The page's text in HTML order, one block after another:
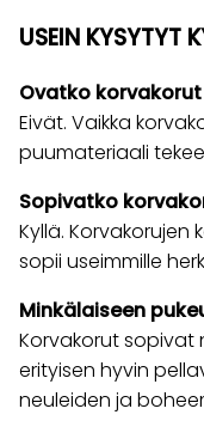
USEIN KYSYTYT
Ovatko
Eivät. Vaikka
puumateriaali
Sopivatko
Kyllä. Korvakorujen
sopii useimmille
Minkälaiseen
Korvakorut sopivat
erityisen hyvin
neuleiden ja